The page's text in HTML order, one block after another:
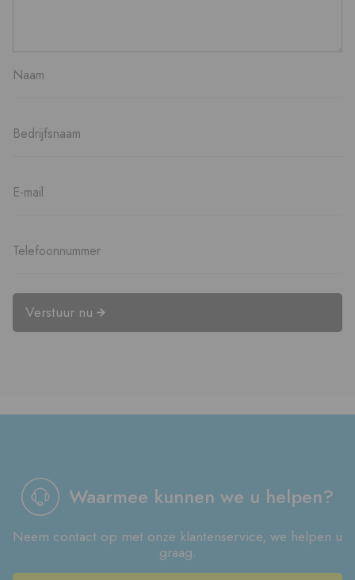
Verstuur nu
Waarmee kunnen we u helpen?
Neem contact op met onze klantenservice, we helpen u
graag.